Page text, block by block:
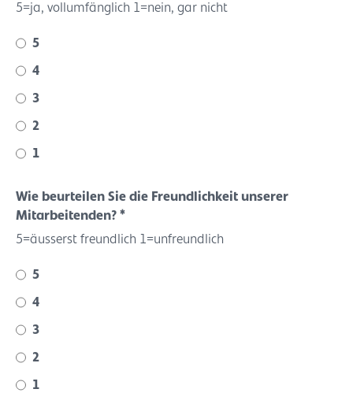
5=ja, vollumfänglich 1=nein, gar nicht
5
4
3
2
1
Wie beurteilen Sie die Freundlichkeit unserer
Mitarbeitenden? *
5=äusserst freundlich 1=unfreundlich
5
4
3
2
1